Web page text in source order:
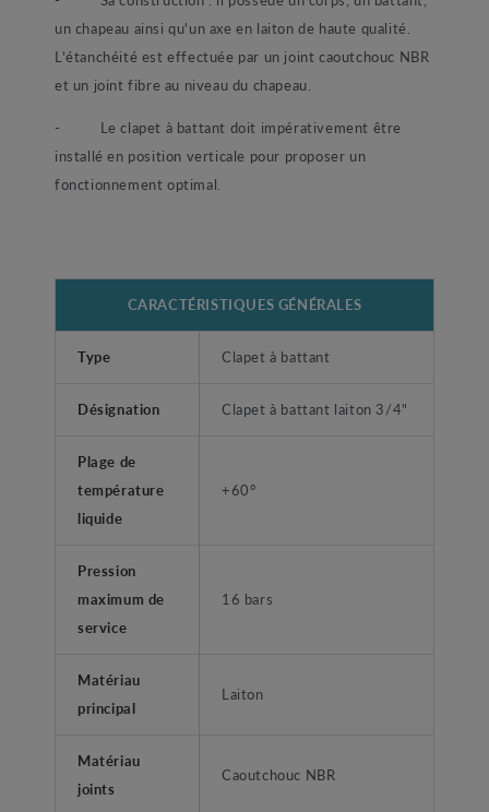
un chapeau ainsi qu'un axe en laiton de haute qualité.
L'étanchéité est effectuée par un joint caoutchouc NBR
et un joint fibre au niveau du chapeau.
- Le clapet à battant doit impérativement être
installé en position verticale pour proposer un
fonctionnement optimal.
CARACTÉRISTIQUES GÉNÉRALES
Type Clapet à battant
Désignation Clapet à battant laiton 3/4"
Plage de
température
liquide
+60°
Pression
maximum de
service
16 bars
Matériau
principal
Laiton
Matériau
joints
Caoutchouc NBR